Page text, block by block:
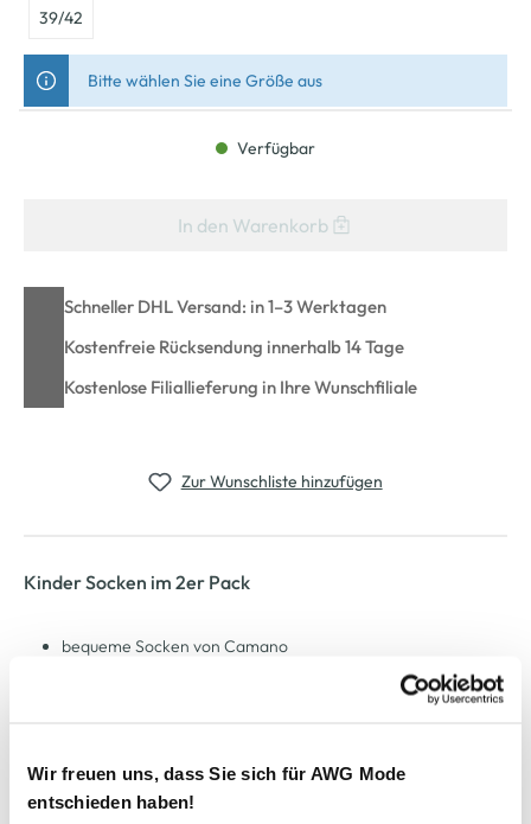
Wir freuen uns, dass Sie sich für AWG Mode
entschieden haben!
39/42
Bitte wählen Sie eine Größe aus
Verfügbar
In den Warenkorb
Schneller DHL Versand: in 1–3 Werktagen
Kostenfreie Rücksendung innerhalb 14 Tage
Kostenlose Filiallieferung in Ihre Wunschfiliale
Zur Wunschliste hinzufügen
Kinder Socken im 2er Pack
bequeme Socken von Camano
formbeständig und vielseitig kombinierbar